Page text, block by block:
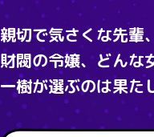
親切で気さくな先輩
財閥の令嬢、どんな
一樹が選ぶのは果